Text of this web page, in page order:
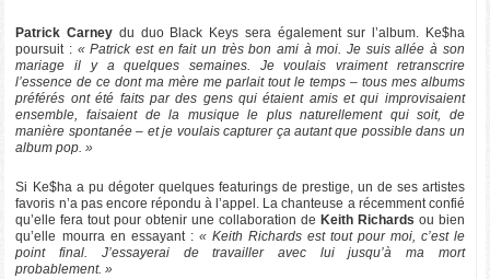
Patrick Carney du duo Black Keys sera également sur l’album. Ke$ha
poursuit : « Patrick est en fait un très bon ami à moi. Je suis allée à son
mariage il y a quelques semaines. Je voulais vraiment retranscrire
l’essence de ce dont ma mère me parlait tout le temps – tous mes albums
préférés ont été faits par des gens qui étaient amis et qui improvisaient
ensemble, faisaient de la musique le plus naturellement qui soit, de
manière spontanée – et je voulais capturer ça autant que possible dans un
album pop. »
Si Ke$ha a pu dégoter quelques featurings de prestige, un de ses artistes
favoris n’a pas encore répondu à l’appel. La chanteuse a récemment confié
qu’elle fera tout pour obtenir une collaboration de Keith Richards ou bien
qu’elle mourra en essayant : « Keith Richards est tout pour moi, c’est le
point final. J’essayerai de travailler avec lui jusqu’à ma mort
probablement. »